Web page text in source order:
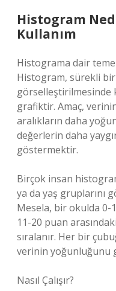
Histogram
Kullanım
Histograma dair
Histogram, sürekli
görselleştirilmesinde
grafiktir. Amaç, verinin
aralıkların daha
değerlerin daha
göstermektir.
Birçok insan
ya da yaş gruplarını
Mesela, bir okulda 0-
11-20 puan
sıralanır. Her bir
verinin yoğunluğunu
Nasıl Çalışır?